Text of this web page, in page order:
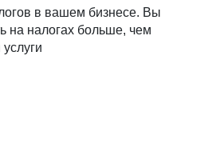
в вашем бизнесе. Вы
на налогах больше, чем